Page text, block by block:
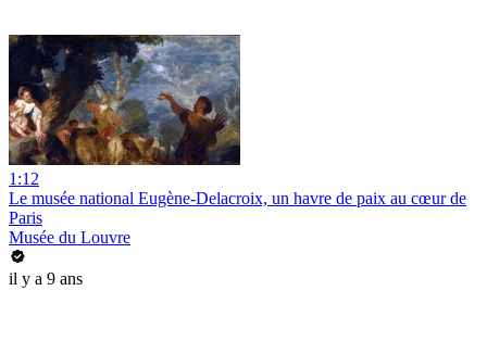
1:12
Le musée national Eugène-Delacroix, un havre de paix au cœur de
Paris
Musée du Louvre
il y a 9 ans